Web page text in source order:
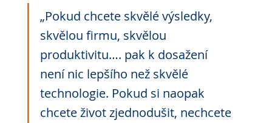
„Pokud chcete skvělé výsledky,
skvělou firmu, skvělou
produktivitu…. pak k dosažení
není nic lepšího než skvělé
technologie. Pokud si naopak
chcete život zjednodušit, nechcete